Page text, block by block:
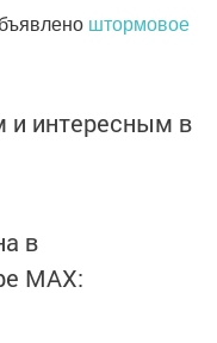
штормовое
интересным в
в
MАХ: